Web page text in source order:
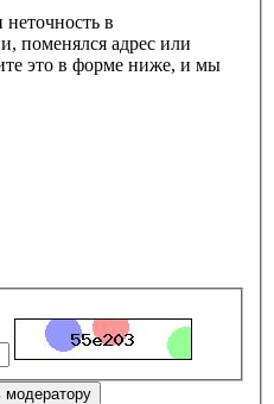
в
поменялся адрес или
это в форме ниже, и мы
модератору